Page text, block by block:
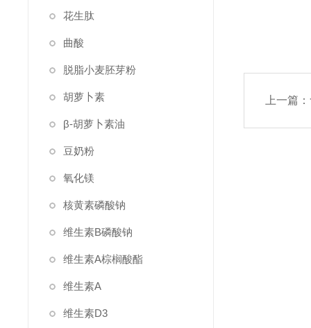
花生肽
曲酸
脱脂小麦胚芽粉
胡萝卜素
β-胡萝卜素油
豆奶粉
氧化镁
核黄素磷酸钠
维生素B磷酸钠
维生素A棕榈酸酯
维生素A
维生素D3
上一篇：